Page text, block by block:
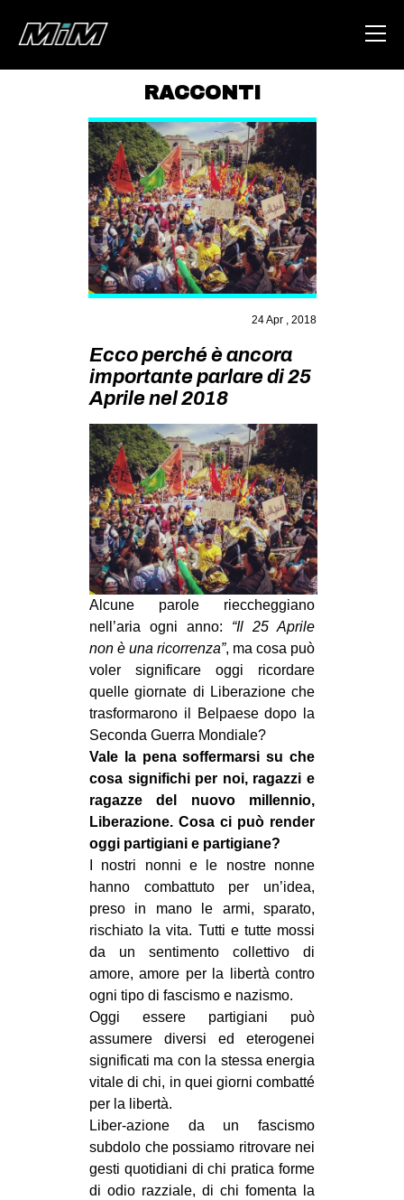
ABOUT
AREA
DEGENERAZIONE
GAZA FREESTYLE
CSOA LAMBRETTA
STUDENTI TSUNAMI
ZAM
MOBILITAZIONI
SPAZI
SPORT POPOLARE
MOVIMENTI
AMBIENTE
ANTIFASCISMO
DIRITTO ALL’ABITARE
GENERI
MIGRAZIONI
PRECARIATO
REPRESSIONE
STUDENTI
CULTURE
ARTE
CINEMA
MUSICA
RECENSIONI
INTERNAZIONALE
AMERICHE
ESTREMO ORIENTE
EUROPA
MEDIO ORIENTE
RACCONTI
24 Apr , 2018
Ecco perché è ancora
importante parlare di 25
Aprile nel 2018
Alcune parole rieccheggiano
nell’aria ogni anno: “Il 25 Aprile
non è una ricorrenza”, ma cosa può
voler significare oggi ricordare
quelle giornate di Liberazione che
trasformarono il Belpaese dopo la
Seconda Guerra Mondiale?
Vale la pena soffermarsi su che
cosa significhi per noi, ragazzi e
ragazze del nuovo millennio,
Liberazione. Cosa ci può render
oggi partigiani e partigiane?
I nostri nonni e le nostre nonne
hanno combattuto per un’idea,
preso in mano le armi, sparato,
rischiato la vita. Tutti e tutte mossi
da un sentimento collettivo di
amore, amore per la libertà contro
ogni tipo di fascismo e nazismo.
Oggi essere partigiani può
assumere diversi ed eterogenei
significati ma con la stessa energia
vitale di chi, in quei giorni combatté
per la libertà.
Liber-azione da un fascismo
subdolo che possiamo ritrovare nei
gesti quotidiani di chi pratica forme
di odio razziale, di chi fomenta la